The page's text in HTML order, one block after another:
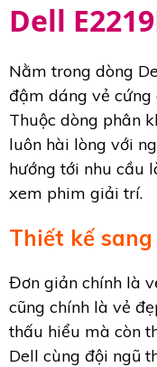
Dell
Nằm trong dòng
đậm dáng vẻ cứng
Thuộc dòng phân
luôn hài lòng với
hướng tới nhu cầu
xem phim giải trí.
Thiết kế
Đơn giản chính là
cũng chính là vẻ
thấu hiểu mà còn
Dell cùng đội ngũ